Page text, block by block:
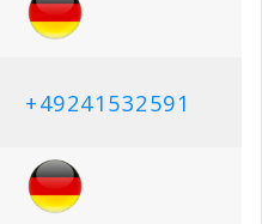
+49241532591